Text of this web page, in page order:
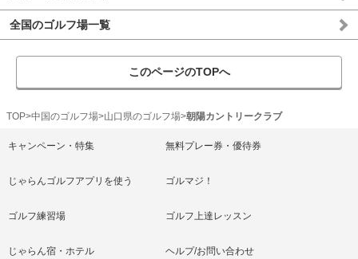
全国のゴルフ場一覧
このページのTOPへ
TOP 中国のゴルフ場 山口県のゴルフ場 朝陽カントリークラブ
キャンペーン・特集 無料プレー券・優待券
じゃらんゴルフアプリを使う ゴルマジ！
ゴルフ練習場 ゴルフ上達レッスン
じゃらん宿・ホテル ヘルプ/お問い合わせ